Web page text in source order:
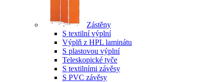
Zástěny
S textilní výplní
Výplň z HPL laminátu
S plastovou výplní
Teleskopické tyče
S textilními závěsy
S PVC závěsy